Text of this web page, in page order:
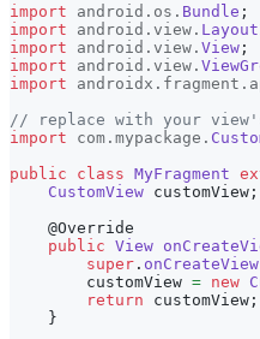
import
android . os . Bundle ;
import
android . view .
import
android . view . View ;
import
android . view .
import
androidx . fragment .
// replace with your
import
com . mypackage .
public
class MyFragment
CustomView customView ;
@Override
public View
super . onCreateView
        customView
= new
return customView ;
}